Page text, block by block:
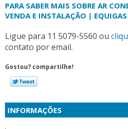
PARA SABER MAIS SOBRE AR
VENDA E INSTALAÇÃO | EQUIGAS
Ligue para 11 5079-5560 ou
contato por email.
Gostou? compartilhe!
INFORMAÇÕES